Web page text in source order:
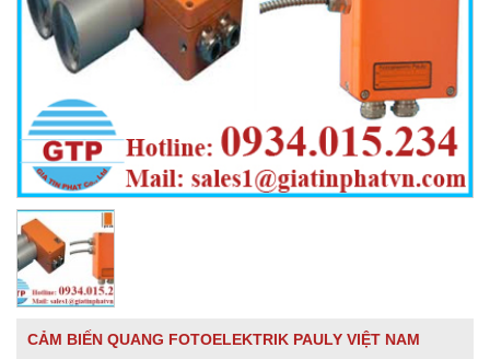
CẢM BIẾN QUANG FOTOELEKTRIK PAULY VIỆT NAM